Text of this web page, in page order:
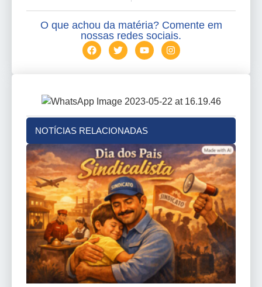
O que achou da matéria? Comente em
nossas redes sociais.
NOTÍCIAS RELACIONADAS